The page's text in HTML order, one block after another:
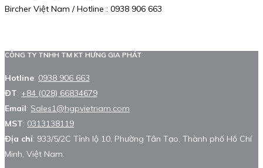
Bircher Việt Nam / Hotline : 0938 906 663
CÔNG TY TNHH TM KT HƯNG GIA PHÁT
Hotline: 0938 906 663
ĐT: +84 (028) 66834679
Email: Sales1@hgpvietnam.com
MST: 0313138119
Địa chỉ: 933/5/2C Tỉnh lộ 10, Phường Tân Tạo, Thành phố Hồ Chí
Minh, Việt Nam.